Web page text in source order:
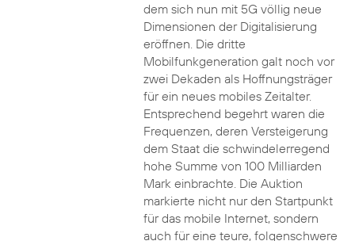
dem sich nun mit 5G völlig neue
Dimensionen der Digitalisierung
eröffnen. Die dritte
Mobilfunkgeneration galt noch vor
zwei Dekaden als Hoffnungsträger
für ein neues mobiles Zeitalter.
Entsprechend begehrt waren die
Frequenzen, deren Versteigerung
dem Staat die schwindelerregend
hohe Summe von 100 Milliarden
Mark einbrachte. Die Auktion
markierte nicht nur den Startpunkt
für das mobile Internet, sondern
auch für eine teure, folgenschwere